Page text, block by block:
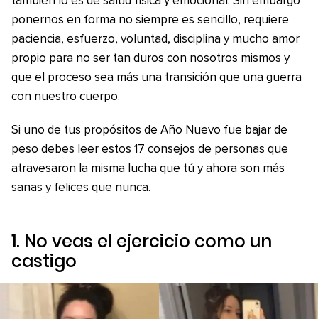
ponernos en forma no siempre es sencillo, requiere
paciencia, esfuerzo, voluntad, disciplina y mucho amor
propio para no ser tan duros con nosotros mismos y
que el proceso sea más una transición que una guerra
con nuestro cuerpo.
Si uno de tus propósitos de Año Nuevo fue bajar de
peso debes leer estos 17 consejos de personas que
atravesaron la misma lucha que tú y ahora son más
sanas y felices que nunca.
1. No veas el ejercicio como un
castigo